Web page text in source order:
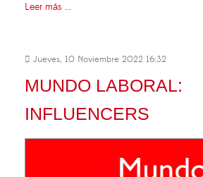
Leer más ...
Jueves, 10 Noviembre 2022 16:32
MUNDO LABORAL:
INFLUENCERS